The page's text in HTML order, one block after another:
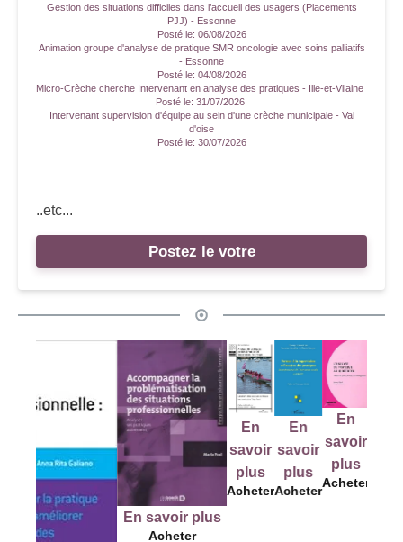
Gestion des situations difficiles dans l’accueil des usagers (Placements
PJJ) - Essonne
Posté le: 06/08/2026
Animation groupe d'analyse de pratique SMR oncologie avec soins palliatifs
- Essonne
Posté le: 04/08/2026
Micro-Crèche cherche Intervenant en analyse des pratiques - Ille-et-Vilaine
Posté le: 31/07/2026
Intervenant supervision d'équipe au sein d'une crèche municipale - Val
d'oise
Posté le: 30/07/2026
..etc...
Postez le votre
En savoir plus
Acheter
savoir
plus
Acheter
En
savoir
plus
Acheter
En
savoir
plus
Acheter
En
savoir
plus
Acheter